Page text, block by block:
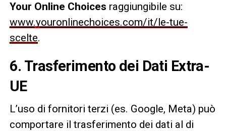
Your Online Choices raggiungibile su:
www.youronlinechoices.com/it/le-tue-
scelte.
6. Trasferimento dei Dati Extra-
UE
L’uso di fornitori terzi (es. Google, Meta) può
comportare il trasferimento dei dati al di